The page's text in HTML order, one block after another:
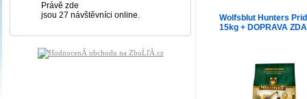
Právě zde
jsou 27 návštěvníci online.
Wolfsblut Hunters
15kg + DOPRAVA